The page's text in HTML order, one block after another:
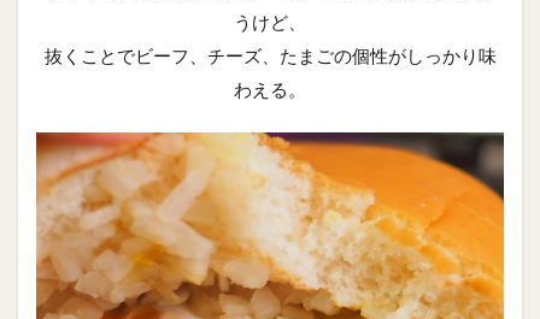
うけど、
抜くことでビーフ、チーズ、たまごの個性がしっかり味
わえる。